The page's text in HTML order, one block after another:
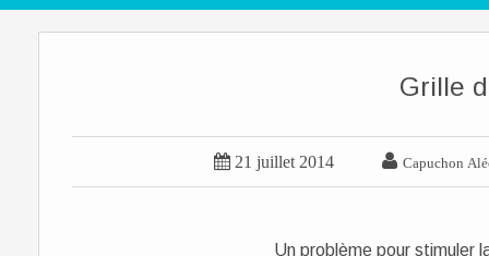
Grille
 21 juillet 2014  Capuchon
Un problème pour stimuler